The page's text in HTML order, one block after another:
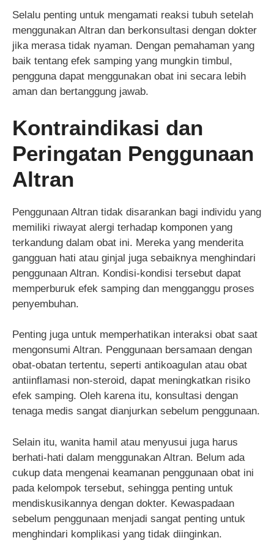
Selalu penting untuk mengamati reaksi tubuh setelah
menggunakan Altran dan berkonsultasi dengan dokter
jika merasa tidak nyaman. Dengan pemahaman yang
baik tentang efek samping yang mungkin timbul,
pengguna dapat menggunakan obat ini secara lebih
aman dan bertanggung jawab.
Kontraindikasi dan
Peringatan Penggunaan
Altran
Penggunaan Altran tidak disarankan bagi individu yang
memiliki riwayat alergi terhadap komponen yang
terkandung dalam obat ini. Mereka yang menderita
gangguan hati atau ginjal juga sebaiknya menghindari
penggunaan Altran. Kondisi-kondisi tersebut dapat
memperburuk efek samping dan mengganggu proses
penyembuhan.
Penting juga untuk memperhatikan interaksi obat saat
mengonsumi Altran. Penggunaan bersamaan dengan
obat-obatan tertentu, seperti antikoagulan atau obat
antiinflamasi non-steroid, dapat meningkatkan risiko
efek samping. Oleh karena itu, konsultasi dengan
tenaga medis sangat dianjurkan sebelum penggunaan.
Selain itu, wanita hamil atau menyusui juga harus
berhati-hati dalam menggunakan Altran. Belum ada
cukup data mengenai keamanan penggunaan obat ini
pada kelompok tersebut, sehingga penting untuk
mendiskusikannya dengan dokter. Kewaspadaan
sebelum penggunaan menjadi sangat penting untuk
menghindari komplikasi yang tidak diinginkan.